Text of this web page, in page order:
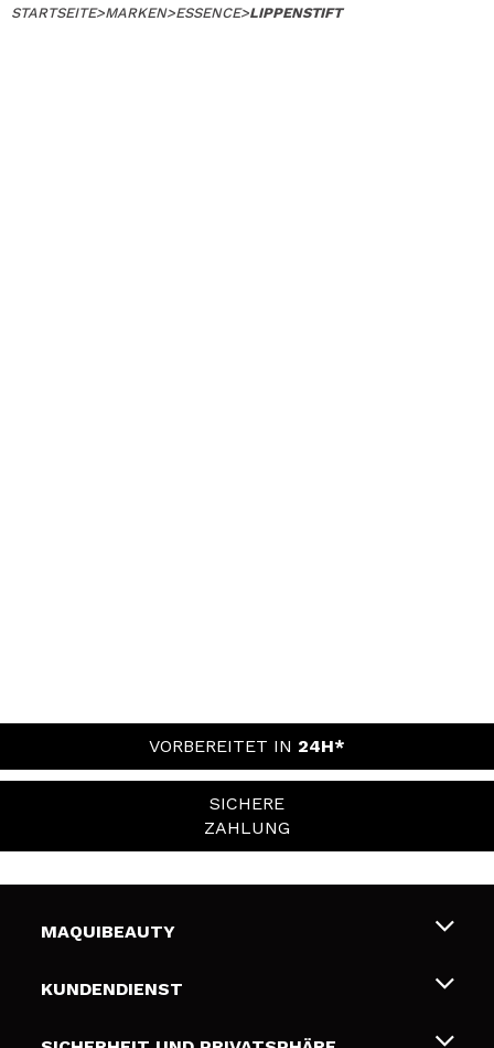
STARTSEITE>MARKEN>ESSENCE>LIPPENSTIFT
VORBEREITET IN 24H*
SICHERE
ZAHLUNG
MAQUIBEAUTY
Über uns
KUNDENDIENST
Liefer- und Versandkosten